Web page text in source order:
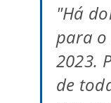
"Há
para o
2023.
de